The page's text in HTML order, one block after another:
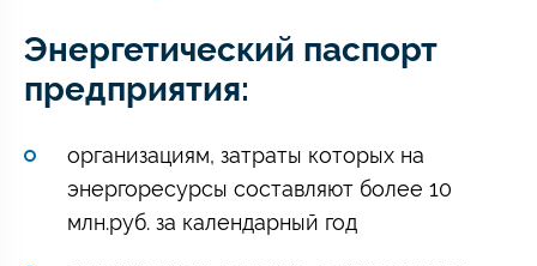
Энергетический паспорт
предприятия:
организациям, затраты которых на
энергоресурсы составляют более 10
млн.руб. за календарный год